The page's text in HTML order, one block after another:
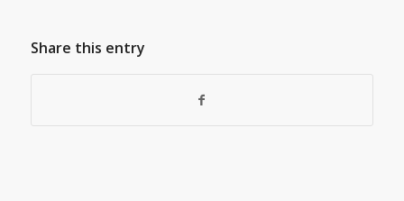
Share this entry